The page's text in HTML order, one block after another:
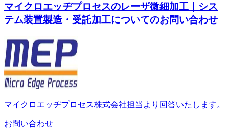
マイクロエッヂプロセスのレーザ微細加工｜シス
テム装置製造・受託加工についてのお問い合わせ
マイクロエッヂプロセス株式会社担当より回答いたします。
お問い合わせ